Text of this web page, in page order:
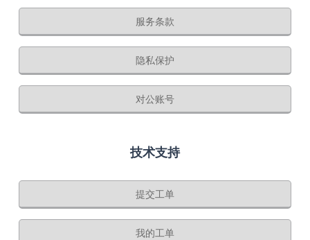
服务条款
隐私保护
对公账号
技术支持
提交工单
我的工单